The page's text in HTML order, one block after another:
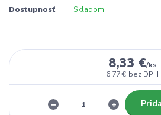
Dostupnosť Skladom
8,33 €/ks
6,77 € bez DPH